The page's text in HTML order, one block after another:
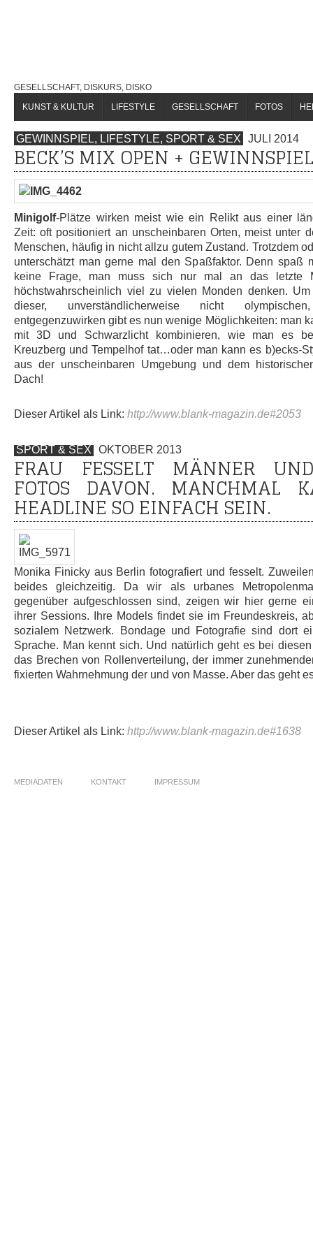
GESELLSCHAFT, DISKURS, DISKO
KUNST & KULTUR
LIFESTYLE GESELLSCHAFT FOTOS
GEWINNSPIEL, LIFESTYLE, SPORT & SEX JULI 2014
BECK’S MIX OPEN + GEWINNSPIEL
Minigolf-Plätze wirken meist wie ein Relikt aus einer
Zeit: oft positioniert an unscheinbaren Orten, meist unter
Menschen, häufig in nicht allzu gutem Zustand. Trotzdem
unterschätzt man gerne mal den Spaßfaktor. Denn spaß
keine Frage, man muss sich nur mal an das letzte
höchstwahrscheinlich viel zu vielen Monden denken.
dieser, unverständlicherweise nicht
entgegenzuwirken gibt es nun wenige Möglichkeiten: man
mit 3D und Schwarzlicht kombinieren, wie man es
Kreuzberg und Tempelhof tat…oder man kann es b)ecks-
aus der unscheinbaren Umgebung und dem
Dach!
Dieser Artikel als Link: http://www.blank-magazin.de#2053
SPORT & SEX OKTOBER 2013
FRAU FESSELT MÄNNER
FOTOS DAVON. MANCHMAL
HEADLINE SO EINFACH SEIN.
Monika Finicky aus Berlin fotografiert und fesselt.
beides gleichzeitig. Da wir als urbanes
gegenüber aufgeschlossen sind, zeigen wir hier gerne
ihrer Sessions. Ihre Models findet sie im Freundeskreis,
sozialem Netzwerk. Bondage und Fotografie sind dort
Sprache. Man kennt sich. Und natürlich geht es bei
das Brechen von Rollenverteilung, der immer
fixierten Wahrnehmung der und von Masse. Aber das geht
Dieser Artikel als Link: http://www.blank-magazin.de#1638
MEDIADATEN KONTAKT IMPRESSUM